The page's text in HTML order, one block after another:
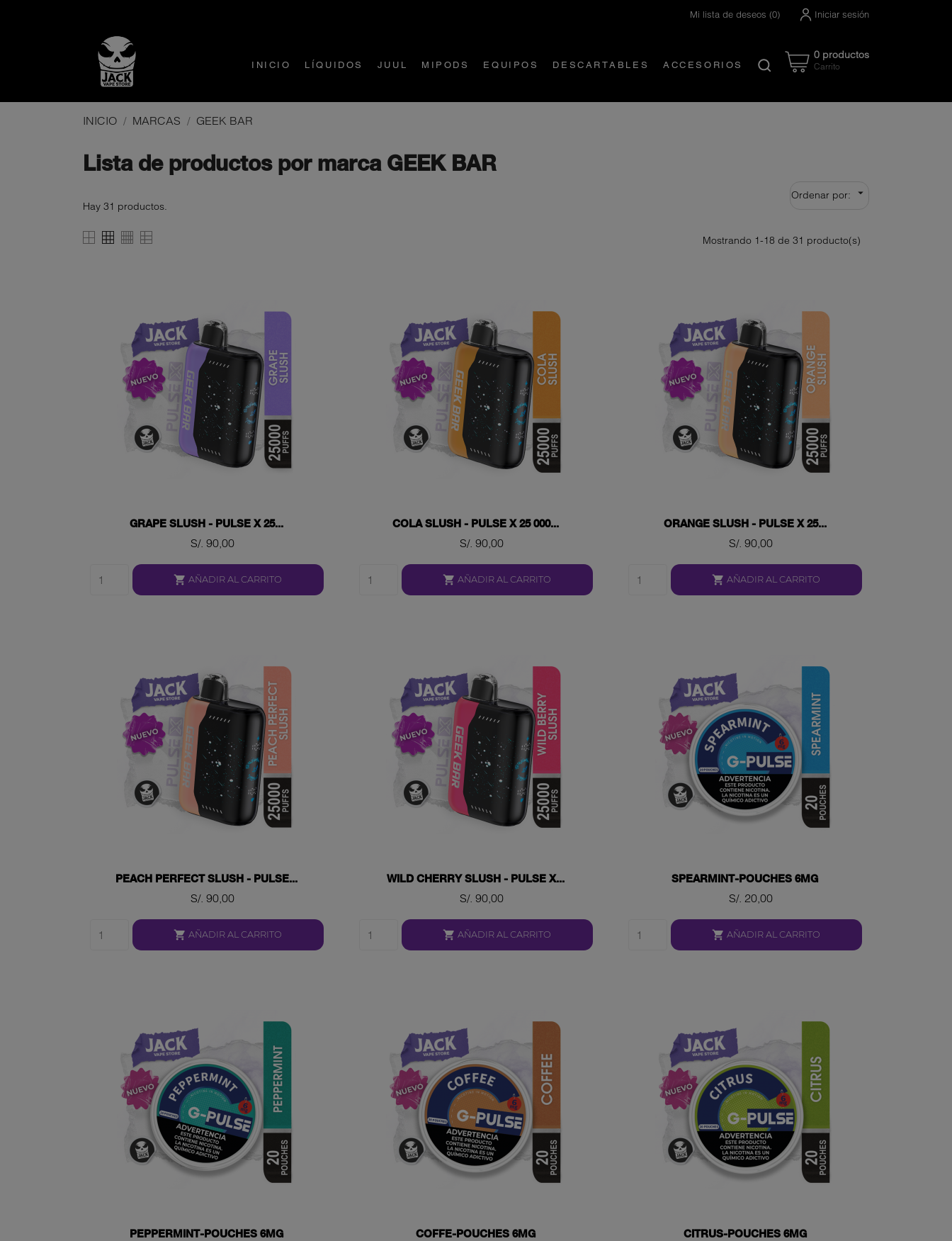
Mi lista de deseos (0) Iniciar sesión
INICIO LÍQUIDOS JUUL MIPODS EQUIPOS DESCARTABLES ACCESORIOS
0 productos
Carrito
INICIO MARCAS GEEK BAR
Lista de productos por marca GEEK BAR
Hay 31 productos.
Ordenar por: 
Mostrando 1-18 de 31 producto(s)
GRAPE SLUSH - PULSE X 25...
Precio
S/. 90,00
 AÑADIR AL CARRITO
COLA SLUSH - PULSE X 25 000...
Precio
S/. 90,00
 AÑADIR AL CARRITO
ORANGE SLUSH - PULSE X 25...
Precio
S/. 90,00
 AÑADIR AL CARRITO
PEACH PERFECT SLUSH - PULSE...
Precio
S/. 90,00
 AÑADIR AL CARRITO
WILD CHERRY SLUSH - PULSE X...
Precio
S/. 90,00
 AÑADIR AL CARRITO
SPEARMINT-POUCHES 6MG
Precio
S/. 20,00
 AÑADIR AL CARRITO
PEPPERMINT-POUCHES 6MG COFFE-POUCHES 6MG CITRUS-POUCHES 6MG